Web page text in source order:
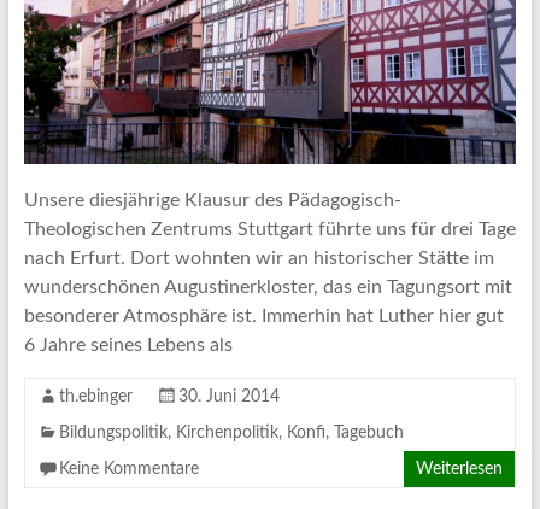
Unsere diesjährige Klausur des Pädagogisch-
Theologischen Zentrums Stuttgart führte uns für drei Tage
nach Erfurt. Dort wohnten wir an historischer Stätte im
wunderschönen Augustinerkloster, das ein Tagungsort mit
besonderer Atmosphäre ist. Immerhin hat Luther hier gut
6 Jahre seines Lebens als
th.ebinger 30. Juni 2014
Bildungspolitik, Kirchenpolitik, Konfi, Tagebuch
Keine Kommentare Weiterlesen